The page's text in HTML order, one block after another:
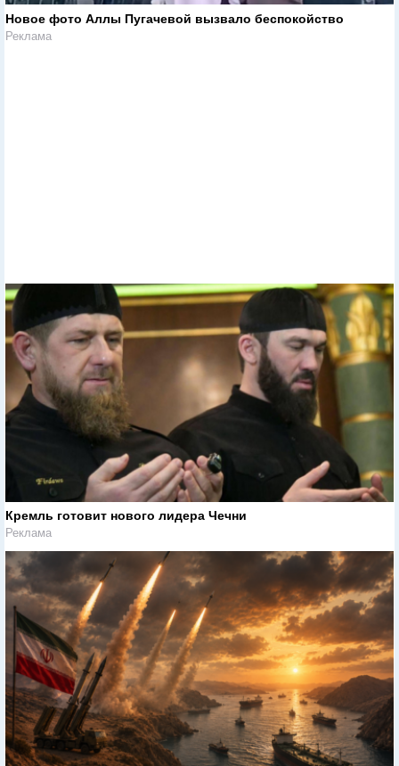
Новое фото Аллы Пугачевой вызвало беспокойство
Реклама
Кремль готовит нового лидера Чечни
Реклама